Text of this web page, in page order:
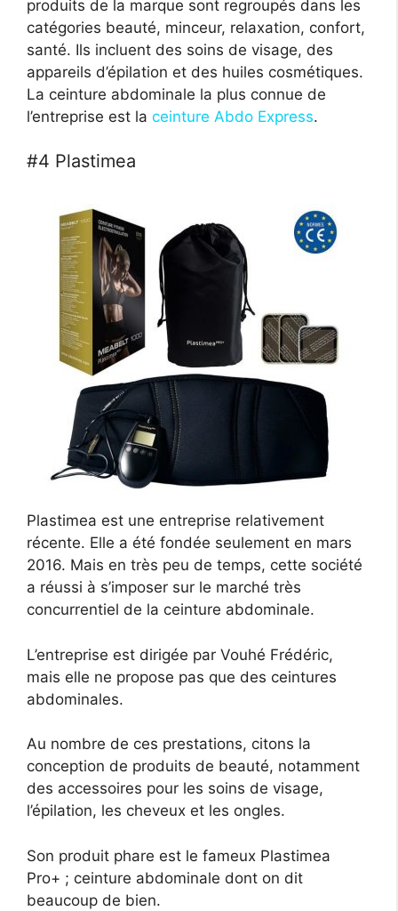
produits de la marque sont regroupés dans les
catégories beauté, minceur, relaxation, confort,
santé. Ils incluent des soins de visage, des
appareils d’épilation et des huiles cosmétiques.
La ceinture abdominale la plus connue de
l’entreprise est la ceinture Abdo Express.
#4 Plastimea
Plastimea est une entreprise relativement
récente. Elle a été fondée seulement en mars
2016. Mais en très peu de temps, cette société
a réussi à s’imposer sur le marché très
concurrentiel de la ceinture abdominale.
L’entreprise est dirigée par Vouhé Frédéric,
mais elle ne propose pas que des ceintures
abdominales.
Au nombre de ces prestations, citons la
conception de produits de beauté, notamment
des accessoires pour les soins de visage,
l’épilation, les cheveux et les ongles.
Son produit phare est le fameux Plastimea
Pro+ ; ceinture abdominale dont on dit
beaucoup de bien.